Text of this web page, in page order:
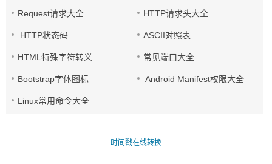
Request请求大全 HTTP请求头大全
HTTP状态码 ASCII对照表
HTML特殊字符转义 常见端口大全
Bootstrap字体图标 Android Manifest权限大全
Linux常用命令大全
时间戳在线转换